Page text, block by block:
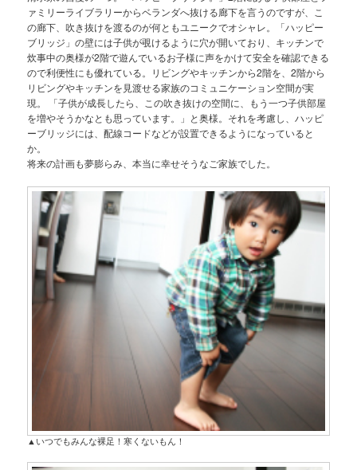
ァミリーライブラリーからベランダへ抜ける廊下を言うのですが、こ
の廊下、吹き抜けを渡るのが何ともユニークでオシャレ。「ハッピー
ブリッジ」の壁には子供が覗けるように穴が開いており、キッチンで
炊事中の奥様が2階で遊んでいるお子様に声をかけて安全を確認できる
ので利便性にも優れている。リビングやキッチンから2階を、2階から
リビングやキッチンを見渡せる家族のコミュニケーション空間が実
現。 「子供が成長したら、この吹き抜けの空間に、もう一つ子供部屋
を増やそうかなとも思っています。」と奥様。それを考慮し、ハッピ
ーブリッジには、配線コードなどが設置できるようになっていると
か。
将来の計画も夢膨らみ、本当に幸せそうなご家族でした。
▲いつでもみんな裸足！寒くないもん！